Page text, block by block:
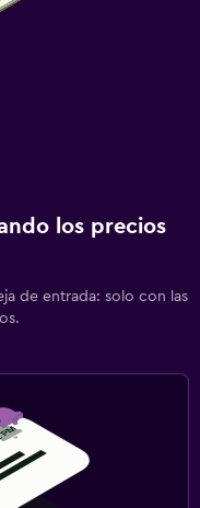
los precios
de entrada: solo con las